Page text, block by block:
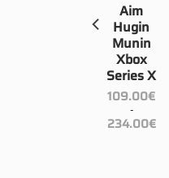
Aim
Hugin
Munin
Xbox
Series X
109.00€
-
234.00€di